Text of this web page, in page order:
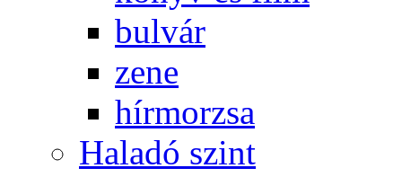
bulvár
zene
hírmorzsa
Haladó szint